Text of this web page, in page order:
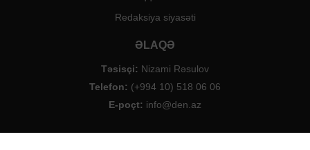
Redaksiya siyasəti
ƏLAQƏ
Təsisçi: Nizami Rəsulov
Telefon: (+994 10) 518 06 06
E-poçt: info@den.az